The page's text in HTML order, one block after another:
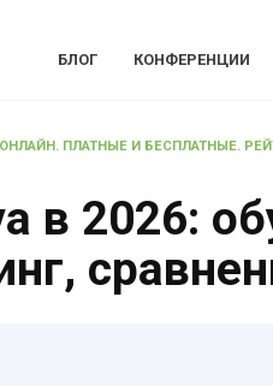
БЛОГ КОНФЕРЕНЦИИ
ОНЛАЙН. ПЛАТНЫЕ И БЕСПЛАТНЫЕ.
в 2026: